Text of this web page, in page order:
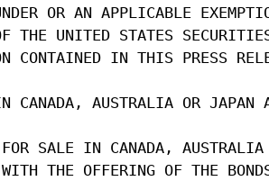
OR AN APPLICABLE
THE UNITED STATES
CONTAINED IN THIS PRESS
CANADA, AUSTRALIA OR JAPAN
SALE IN CANADA, AUSTRALIA
THE OFFERING OF THE